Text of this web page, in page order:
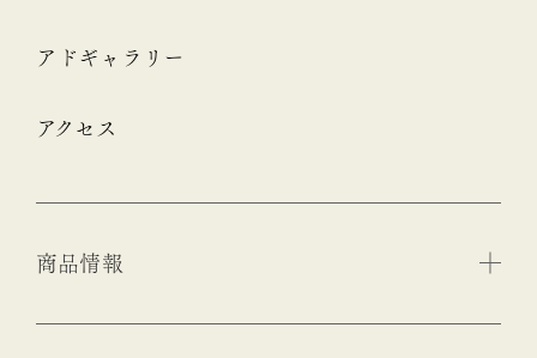
アドギャラリー
アクセス
商品情報